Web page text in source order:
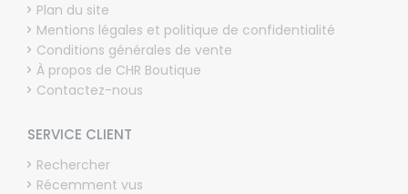
Plan du site
Mentions légales et politique de confidentialité
Conditions générales de vente
À propos de CHR Boutique
Contactez-nous
SERVICE CLIENT
Rechercher
Récemment vus